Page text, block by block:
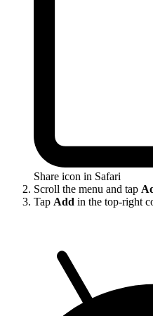
Share icon in Safari
Scroll the menu and tap
Tap Add in the top-right